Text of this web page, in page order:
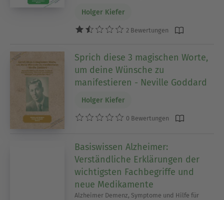
Holger Kiefer
2 Bewertungen
Sprich diese 3 magischen Worte,
um deine Wünsche zu
manifestieren - Neville Goddard
Holger Kiefer
0 Bewertungen
Basiswissen Alzheimer:
Verständliche Erklärungen der
wichtigsten Fachbegriffe und
neue Medikamente
Alzheimer Demenz, Symptome und Hilfe für